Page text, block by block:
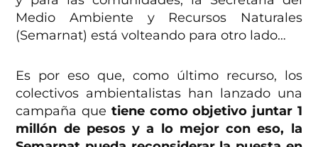
Medio Ambiente y Recursos Naturales
(Semarnat) está volteando para otro lado…
Es por eso que, como último recurso, los
colectivos ambientalistas han lanzado una
campaña que tiene como objetivo juntar 1
millón de pesos y a lo mejor con eso, la